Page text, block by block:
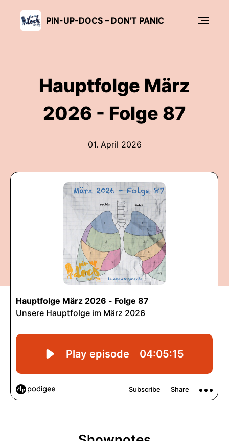
PIN-UP-DOCS – DON'T PANIC
Hauptfolge März
2026 - Folge 87
01. April 2026